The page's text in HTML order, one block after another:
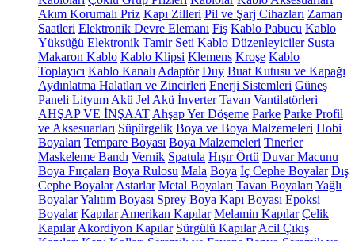
Akım Korumalı Priz Kapı Zilleri Pil ve Şarj Cihazları Zaman
Saatleri Elektronik Devre Elemanı Fiş Kablo Pabucu Kablo
Yüksüğü Elektronik Tamir Seti Kablo Düzenleyiciler Susta
Makaron Kablo Kablo Klipsi Klemens Kroşe Kablo
Toplayıcı Kablo Kanalı Adaptör Duy Buat Kutusu ve Kapağı
Aydınlatma Halatları ve Zincirleri Enerji Sistemleri Güneş
Paneli Lityum Akü Jel Akü İnverter Tavan Vantilatörleri
AHŞAP VE İNŞAAT Ahşap Yer Döşeme Parke Parke Profil
ve Aksesuarları Süpürgelik Boya ve Boya Malzemeleri Hobi
Boyaları Tempare Boyası Boya Malzemeleri Tinerler
Maskeleme Bandı Vernik Spatula Hışır Örtü Duvar Macunu
Boya Fırçaları Boya Rulosu Mala Boya İç Cephe Boyalar Dış
Cephe Boyalar Astarlar Metal Boyaları Tavan Boyaları Yağlı
BoyalarYalıtım Boyası Sprey Boya Kapı Boyası Epoksi
Boyalar Kapılar Amerikan Kapılar Melamin Kapılar Çelik
Kapılar Akordiyon Kapılar Sürgülü Kapılar Acil Çıkış